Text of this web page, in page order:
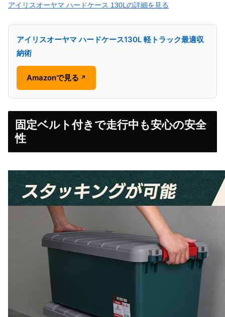
アイリスオーヤマ ハードケース 130Lの詳細を見る
アイリスオーヤマ ハードケース130L 軽トラック最適収
納術
Amazonで見る ↗
固定ベルト付きで走行中も安心の安全
性